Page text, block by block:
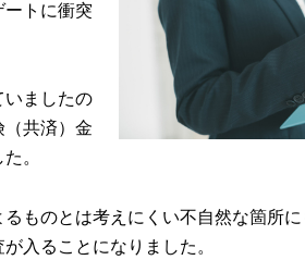
トに衝突
いましたの
（共済）金
。
ものとは考えにくい不自然な箇所
入ることになりました。